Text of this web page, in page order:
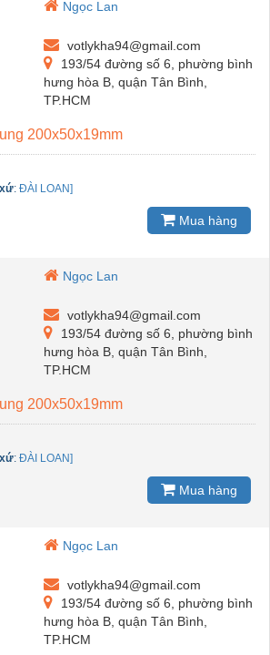
Ngọc Lan
votlykha94@gmail.com
193/54 đường số 6, phường bình
hưng hòa B, quận Tân Bình,
TP.HCM
200x50x19mm
: ĐÀI LOAN]
Mua hàng
Ngọc Lan
votlykha94@gmail.com
193/54 đường số 6, phường bình
hưng hòa B, quận Tân Bình,
TP.HCM
200x50x19mm
: ĐÀI LOAN]
Mua hàng
Ngọc Lan
votlykha94@gmail.com
193/54 đường số 6, phường bình
hưng hòa B, quận Tân Bình,
TP.HCM